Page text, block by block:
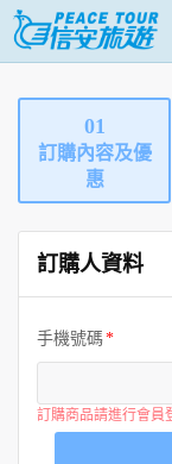
01
訂購內容及優
惠
訂購人資料
手機號碼
訂購商品請進行會員